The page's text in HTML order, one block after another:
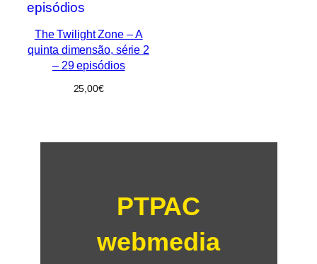
The Twilight Zone – A
quinta dimensão, série 2
– 29 episódios
25,00€
PTPAC
webmedia